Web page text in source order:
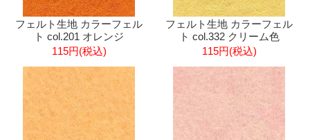
フェルト生地 カラーフェル
ト col.201 オレンジ
115円(税込)
フェルト生地 カラーフェル
ト col.332 クリーム色
115円(税込)